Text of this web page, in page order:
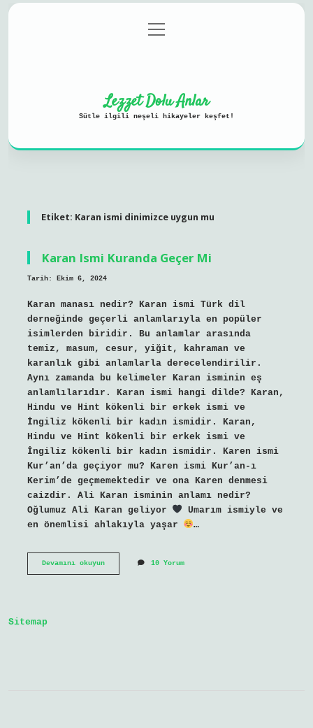
Gizlilik Politikası
menüyü
aç
Lezzet Dolu Anlar
Sütle ilgili neşeli hikayeler keşfet!
Etiket: Karan ismi dinimizce uygun mu
Karan Ismi Kuranda Geçer Mi
Tarih: Ekim 6, 2024
Karan manası nedir? Karan ismi Türk dil
derneğinde geçerli anlamlarıyla en popüler
isimlerden biridir. Bu anlamlar arasında
temiz, masum, cesur, yiğit, kahraman ve
karanlık gibi anlamlarla derecelendirilir.
Aynı zamanda bu kelimeler Karan isminin eş
anlamlılarıdır. Karan ismi hangi dilde? Karan,
Hindu ve Hint kökenli bir erkek ismi ve
İngiliz kökenli bir kadın ismidir. Karan,
Hindu ve Hint kökenli bir erkek ismi ve
İngiliz kökenli bir kadın ismidir. Karen ismi
Kur’an’da geçiyor mu? Karen ismi Kur’an-ı
Kerim’de geçmemektedir ve ona Karen denmesi
caizdir. Ali Karan isminin anlamı nedir?
Oğlumuz Ali Karan geliyor
Umarım ismiyle ve
en önemlisi ahlakıyla yaşar
…
Devamını okuyunKaran
10 Yorum
Sitemap